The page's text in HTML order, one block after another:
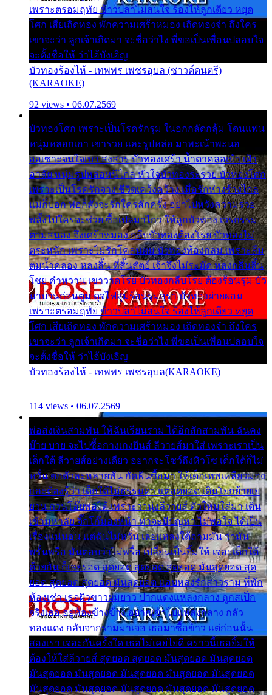
เพราะตรอมฤทัย ข้าวปลาไม่สนใจ ร้องไห้ลูกเดียว หยุด
โศก เสียเถิดทอง พักความเศร้าหมอง เถิดทองจ๋า ถึงใคร
เขาจะว่า ลูกเจ้าเกิดมา จะชื่อว่าไง พี่ขอเป็นเพื่อนปลอบใจ
จะตั้งชื่อให้ ว่าไอ้บังเอิญ
บัวทองร้องไห้ - เทพพร เพชรอุบล (ซาวด์ดนตรี)
(KARAOKE)
92 views • 06.07.2569
บัวทองโศก เพราะเป็นโรครักรุม ในอกกลัดกลุ้ม โดนแฟน
หนุ่มหลอกเอา เขารวย และรูปหล่อ มาพะเน้าพะนอ
ออเซาะจนใจเบา สงสาร บัวทองเศร้า น้ำตาคลอเบ้า เฝ้า
อาลัย หนุ่มรูปหล่อหนีไกล หัวใจบัวทองระรวย บัวทองโศก
เพราะเป็นโรครักจาง ชีวิตเคว้งคว้าง เมื่อรักห่างร้างไกล
แม่ก็บอก พ่อก็สั่งจะรักใครสักครั้ง อย่าไปหวังความรวย
พลั้งไปใครจะช่วย ซื้อเปลมาไกว ให้ลูกบัวทอง เวรกรรม
ตามสนอง จึงเศร้าหมอง กลีบบัวทองต้องโรย บัวทองไม่
ตระหนัก เพราะไม่รักโคลนตม บัวทองท้องกลม เพราะลืม
ตมน้ำคลอง หลงลิ้น ที่สิ้นสัตย์ เจ้าจึงไม่ระมัด หลงกลิ่นลิ้น
โชย คำหวาน เขาวาดโรย บัวทองกลีบโรย ต้องร้อนรุม บัว
มาบานก่อนตูม ดุจไฟสุมร้อนรุมอุรา บัวทองผ่ายผอม
เพราะตรอมฤทัย ข้าวปลาไม่สนใจ ร้องไห้ลูกเดียว หยุด
โศก เสียเถิดทอง พักความเศร้าหมอง เถิดทองจ๋า ถึงใคร
เขาจะว่า ลูกเจ้าเกิดมา จะชื่อว่าไง พี่ขอเป็นเพื่อนปลอบใจ
จะตั้งชื่อให้ ว่าไอ้บังเอิญ
บัวทองร้องไห้ - เทพพร เพชรอุบล(KARAOKE)
114 views • 06.07.2569
พ่อส่งเงินสามพัน ให้ฉันเรียนราม ได้อีกสักสามพัน ฉันคง
บ๊าย บาย จะไปซื้อกางเกงยีนส์ ลีวายส์มาใส่ เพราะเราเป็น
เด็กใต้ ลีวายส์อย่างเดียว อยากจะโชว์ถึงหิวโซ เด็กใต้ก็ไม่
หวั่น ตกตัวละหลายพัน กัดฟันซื้อมา ให้เด็กเทพเหลียวมอง
และต้องรู้ว่า เด็กใต้ไม่ธรรมดา แต่สุดยอด เดินโยกย้ายเย
ยวน กวนโอ๊ยพอได้ เพราะว่านุ่งลีวายส์ ตัวใหม่ใส่มา เดิน
เข้ามหาลัย จิ๊กโก๊มองหน้า ท่าจะมีปัญหา ไม่พอใจ ได้เป็น
เรื่องแน่นอน แต่ฉันไม่หวั่น เลยแหลงใต้ถามมัน ว่ามัน
พรั่นพรือ มันตอบว่าไม่พรื่อ เปลี่ยนเป็นยิ้มให้ เจอะเด็กใต้
ด้วยกัน ก็เลยรอด สุดยอด สุดยอด สุดยอด มันสุดยอด สุด
ยอด สุดยอด สุดยอด มันสุดยอด แอบหลงรักสาวราม ที่พัก
ห้องเช่า เธอผิวขาวผมยาว ปากแดงแหลงกลาง ถูกสเป็ก
จริงเธอ อยู่ห้องข้างข้าง อยากเข้าไปแหลงกลาง กลัว
ทองแดง กลับจากรามมาเจอ เธอมาซื้อข้าว แต่ก่อนนั้น
สองเรา เจอะกันครั้งใด เธอไม่เคยไยดี คราวนี้เธอยิ้มให้
ต้องให้ใส่ลีวายส์ สุดยอด สุดยอด มันสุดยอด มันสุดยอด
มันสุดยอด มันสุดยอด มันสุดยอด มันสุดยอด มันสุดยอด
มันสุดยอด มันสุดยอด มันสุดยอด มันสุดยอด มันสุดยอด